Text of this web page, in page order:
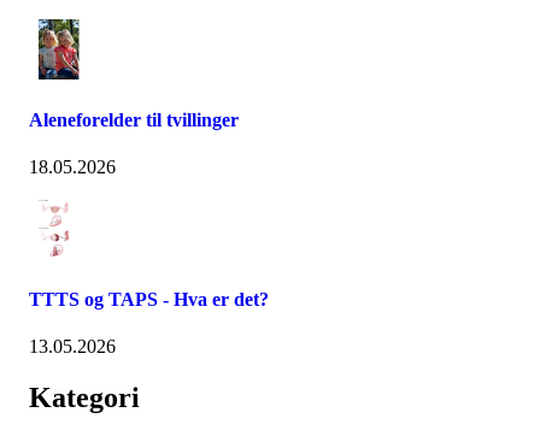
Aleneforelder til tvillinger
18.05.2026
TTTS og TAPS - Hva er det?
13.05.2026
Kategori